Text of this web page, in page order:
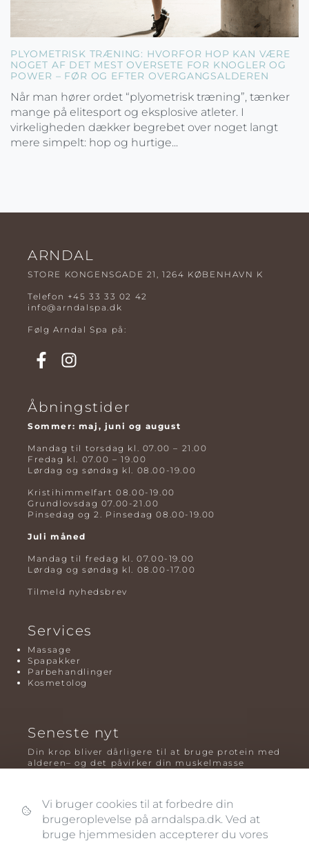
PLYOMETRISK TRÆNING: HVORFOR HOP KAN VÆRE
NOGET AF DET MEST OVERSETE FOR KNOGLER OG
POWER – FØR OG EFTER OVERGANGSALDEREN
Når man hører ordet “plyometrisk træning”, tænker
mange på elitesport og eksplosive atleter. I
virkeligheden dækker begrebet over noget langt
mere simpelt: hop og hurtige...
ARNDAL
STORE KONGENSGADE 21, 1264 KØBENHAVN K
Telefon +45 33 33 02 42
info@arndalspa.dk
Følg Arndal Spa på:
Åbningstider
Sommer: maj, juni og august
Mandag til torsdag kl. 07.00 – 21.00
Fredag kl. 07.00 – 19.00
Lørdag og søndag kl. 08.00-19.00
Kristihimmelfart 08.00-19.00
Grundlovsdag 07.00-21.00
Pinsedag og 2. Pinsedag 08.00-19.00
Juli måned
Mandag til fredag kl. 07.00-19.00
Lørdag og søndag kl. 08.00-17.00
Tilmeld nyhedsbrev
Services
Massage
Spapakker
Parbehandlinger
Kosmetolog
Seneste nyt
Din krop bliver dårligere til at bruge protein med
alderen– og det påvirker din muskelmasse
Plyometrisk træning: hvorfor hop kan være noget
af det mest oversete for knogler og power – før
Vi bruger cookies til at forbedre din
brugeroplevelse på arndalspa.dk. Ved at
bruge hjemmesiden accepterer du vores